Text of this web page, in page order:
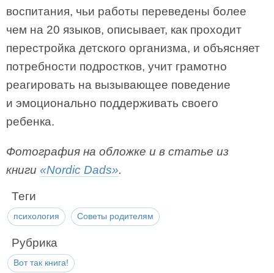
воспитания, чьи работы переведены более
чем на 20 языков, описывает, как проходит
перестройка детского организма, и объясняет
потребности подростков, учит грамотно
реагировать на вызывающее поведение
и эмоционально поддерживать своего
ребенка.
Фотография на обложке и в статье из
книги «Nordic Dads».
Теги
психология Советы родителям
Рубрика
Вот так книга!